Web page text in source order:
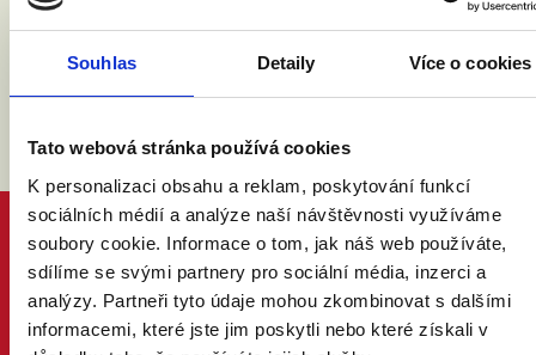
Souhlas Detaily Více o cookies
Tato webová stránka používá cookies
K personalizaci obsahu a reklam, poskytování funkcí
sociálních médií a analýze naší návštěvnosti využíváme
soubory cookie. Informace o tom, jak náš web používáte,
sdílíme se svými partnery pro sociální média, inzerci a
analýzy. Partneři tyto údaje mohou zkombinovat s dalšími
informacemi, které jste jim poskytli nebo které získali v
PROČ MANŽELSTVÍ
DŮVODY A ODPOVĚDI
PRÁVNÍ PORADNA
NÁZORY ODBORNÍKŮ A ODBORNIC
KDO JSME